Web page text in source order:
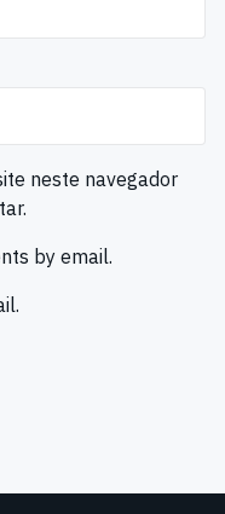
neste navegador
by email.